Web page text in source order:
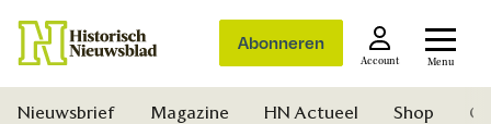
Abonneren
Account Menu
Nieuwsbrief Magazine HN Actueel Shop